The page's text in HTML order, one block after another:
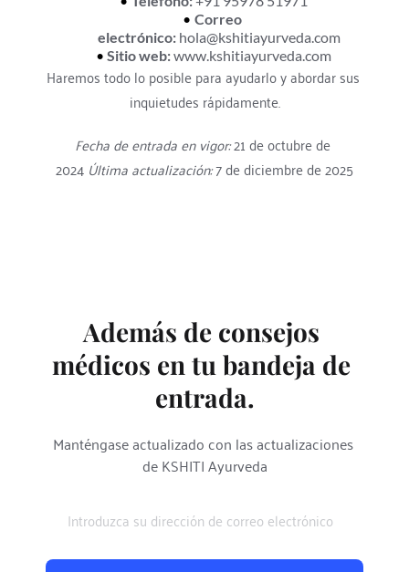
Correo
electrónico: hola@kshitiayurveda.com
Sitio web: www.kshitiayurveda.com
Haremos todo lo posible para ayudarlo y abordar sus
inquietudes rápidamente.
Fecha de entrada en vigor: 21 de octubre de
2024 Última actualización: 7 de diciembre de 2025
Además de consejos
médicos en tu bandeja de
entrada.
Manténgase actualizado con las actualizaciones
de KSHITI Ayurveda